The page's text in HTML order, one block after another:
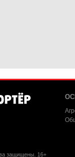
защищены. 16+